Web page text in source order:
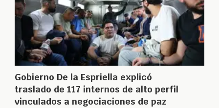
Gobierno De la Espriella explicó
traslado de 117 internos de alto perfil
vinculados a negociaciones de paz